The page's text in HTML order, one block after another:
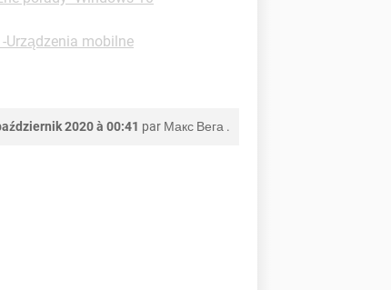
Urządzenia mobilne
2020 à 00:41 par Макс Вега .